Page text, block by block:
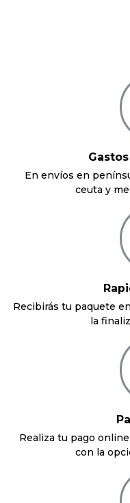
En envíos en
ceuta y
Recibirás tu paquete
la
Realiza tu pago
con la